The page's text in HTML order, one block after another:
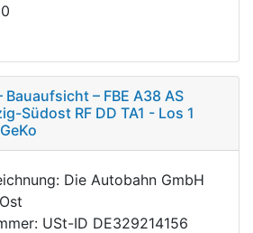
– FBE A38 AS
Südost RF DD TA1 - Los 1
Die Autobahn GmbH
USt-ID DE329214156